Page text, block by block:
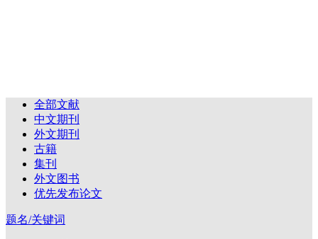
全部文献
中文期刊
外文期刊
古籍
集刊
外文图书
优先发布论文
题名/关键词